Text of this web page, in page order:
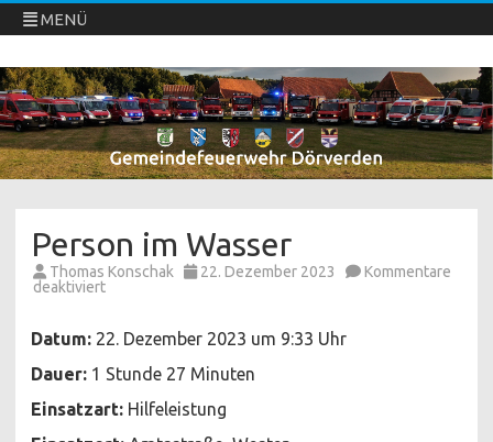
MENÜ
Freiwillige Feuerwehren Dörverden
Direkt
zum
Inhalt
springen
Person im Wasser
Thomas Konschak 22. Dezember 2023
Kommentare
deaktiviertfür
Wasser
Datum: 22. Dezember 2023 um 9:33 Uhr
Dauer: 1 Stunde 27 Minuten
Einsatzart: Hilfeleistung